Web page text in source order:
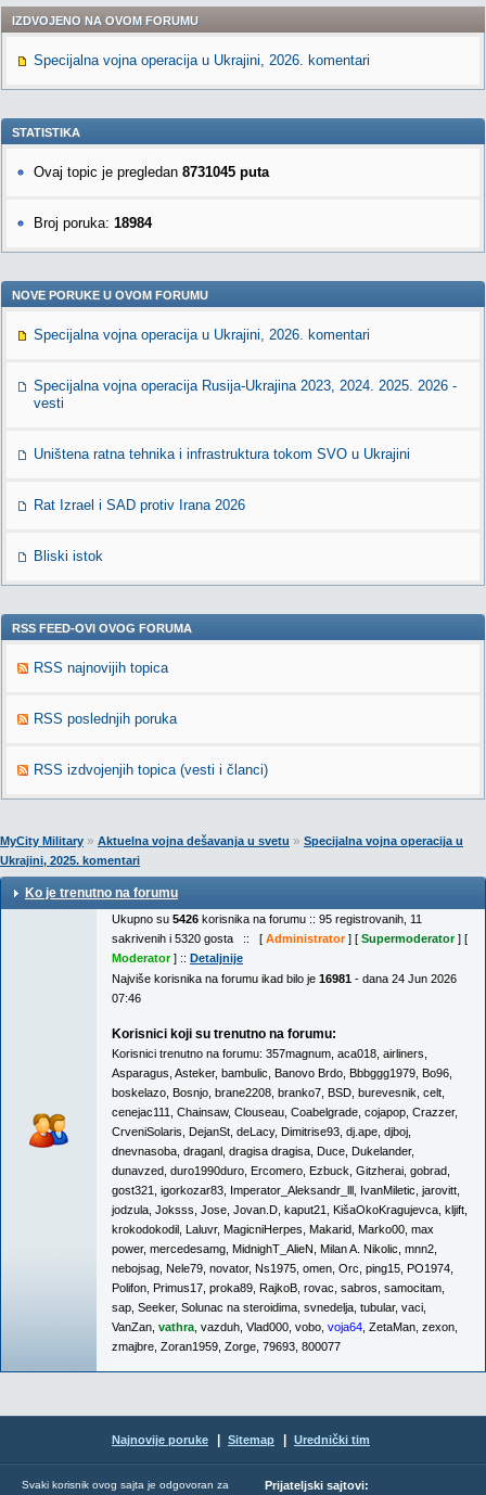
IZDVOJENO NA OVOM FORUMU
Specijalna vojna operacija u Ukrajini, 2026. komentari
STATISTIKA
Ovaj topic je pregledan 8731045 puta
Broj poruka: 18984
NOVE PORUKE U OVOM FORUMU
Specijalna vojna operacija u Ukrajini, 2026. komentari
Specijalna vojna operacija Rusija-Ukrajina 2023, 2024. 2025. 2026 -
vesti
Uništena ratna tehnika i infrastruktura tokom SVO u Ukrajini
Rat Izrael i SAD protiv Irana 2026
Bliski istok
RSS FEED-OVI OVOG FORUMA
RSS najnovijih topica
RSS poslednjih poruka
RSS izdvojenjih topica (vesti i članci)
MyCity Military » Aktuelna vojna dešavanja u svetu » Specijalna vojna operacija u
Ukrajini, 2025. komentari
Ko je trenutno na forumu
Ukupno su 5426 korisnika na forumu :: 95 registrovanih, 11
sakrivenih i 5320 gosta :: [ Administrator] [ Supermoderator] [
Moderator] :: Detaljnije
Najviše korisnika na forumu ikad bilo je 16981 - dana 24 Jun 2026
07:46
Korisnici koji su trenutno na forumu:
Korisnici trenutno na forumu: 357magnum aca018 airliners
Asparagus Asteker, bambulic Banovo Brdo Bbbggg1979 Bo96
boskelazo Bosnjo brane2208 branko7 BSD burevesnik celt
cenejac111
Chainsaw, Clouseau Coabelgrade cojapop Crazzer,
CrveniSolaris DejanSt deLacy, Dimitrise93 dj.ape djboj
dnevnasoba draganl dragisa dragisa Duce Dukelander,
dunavzed duro1990duro Ercomero Ezbuck Gitzherai gobrad
gost321
igorkozar83 Imperator_Aleksandr_lll IvanMiletic jarovitt
jodzula Joksss Jose Jovan.D kaput21 KišaOkoKragujevca kljift
krokodokodil Laluvr, MagicniHerpes Makarid Marko00 max
power, mercedesamg MidnighT_AlieN Milan A. Nikolic mnn2
nebojsag Nele79 novator, Ns1975 omen Orc ping15 PO1974
Polifon Primus17 proka89 RajkoB rovac sabros samocitam
sap Seeker, Solunac na steroidima svnedelja tubular, vaci
VanZan vathra vazduh Vlad000 vobo voja64 ZetaMan zexon
zmajbre Zoran1959 Zorge 79693 800077
Najnovije poruke Sitemap Urednički tim
Svaki korisnik ovog sajta je odgovoran za Prijateljski sajtovi: